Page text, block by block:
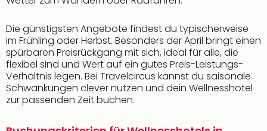
Die günstigsten Angebote findest du typischerweise
im Frühling oder Herbst. Besonders der April bringt einen
spürbaren Preisrückgang mit sich, ideal für alle, die
flexibel sind und Wert auf ein gutes Preis-Leistungs-
Verhältnis legen. Bei Travelcircus kannst du saisonale
Schwankungen clever nutzen und dein Wellnesshotel
zur passenden Zeit buchen.